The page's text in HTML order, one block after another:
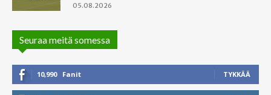
05.08.2026
Seuraa meitä somessa
10,990 Fanit TYKKÄÄ